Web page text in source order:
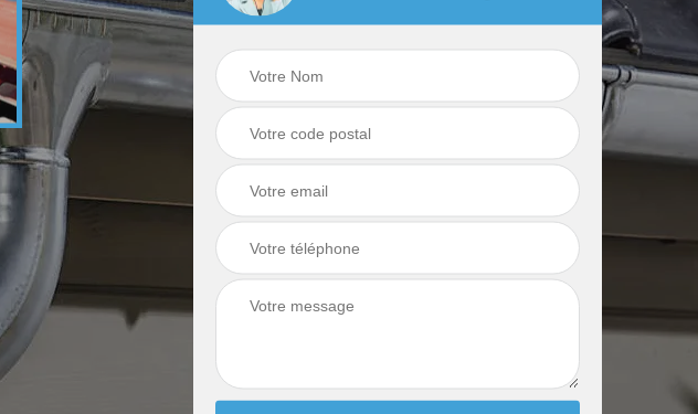
Recherche de fuite
de toiture 44
Traitement anti
Démoussage
nettoyage de tuile
44